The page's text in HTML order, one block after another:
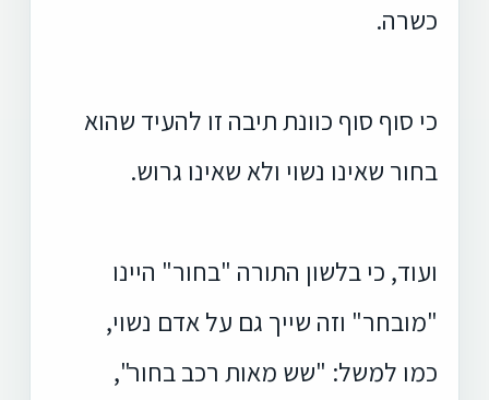
כשרה.
כי סוף סוף כוונת תיבה זו להעיד שהוא
בחור שאינו נשוי ולא שאינו גרוש.
ועוד, כי בלשון התורה "בחור" היינו
"מובחר" וזה שייך גם על אדם נשוי,
כמו למשל: "שש מאות רכב בחור",